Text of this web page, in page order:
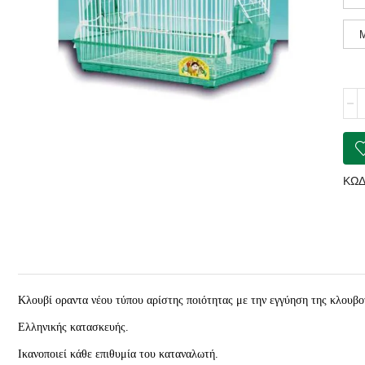
Κλουβί οραντα νέου τύπου αρίστης ποιότητας με την εγγύηση της
Ελληνικής κατασκευής.
Ικανοποιεί κάθε επιθυμία του καταναλωτή.